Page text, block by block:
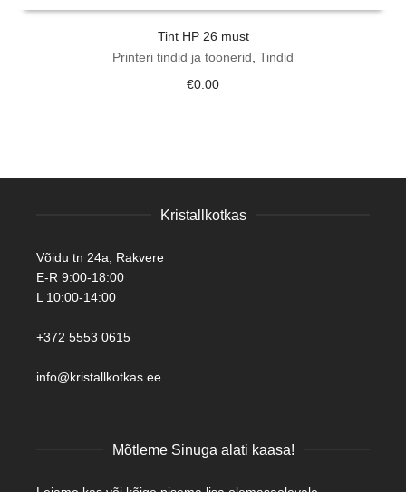
Tint HP 26 must
Printeri tindid ja toonerid Tindid
€0.00
Kristallkotkas
Võidu tn 24a, Rakvere
E-R 9:00-18:00
L 10:00-14:00
+372 5553 0615
info@kristallkotkas.ee
Mõtleme Sinuga alati kaasa!